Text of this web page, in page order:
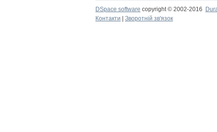
DSpace software copyright © 2002-2016
Контакти
Зворотній зв'язок